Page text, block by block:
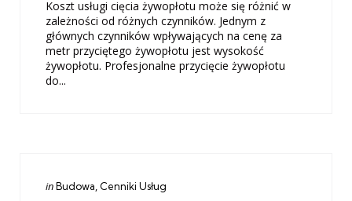
Koszt usługi cięcia żywopłotu może się różnić w
zależności od różnych czynników. Jednym z
głównych czynników wpływających na cenę za
metr przyciętego żywopłotu jest wysokość
żywopłotu. Profesjonalne przycięcie żywopłotu
do...
Categories
Posted
inBudowa Cenniki Usług